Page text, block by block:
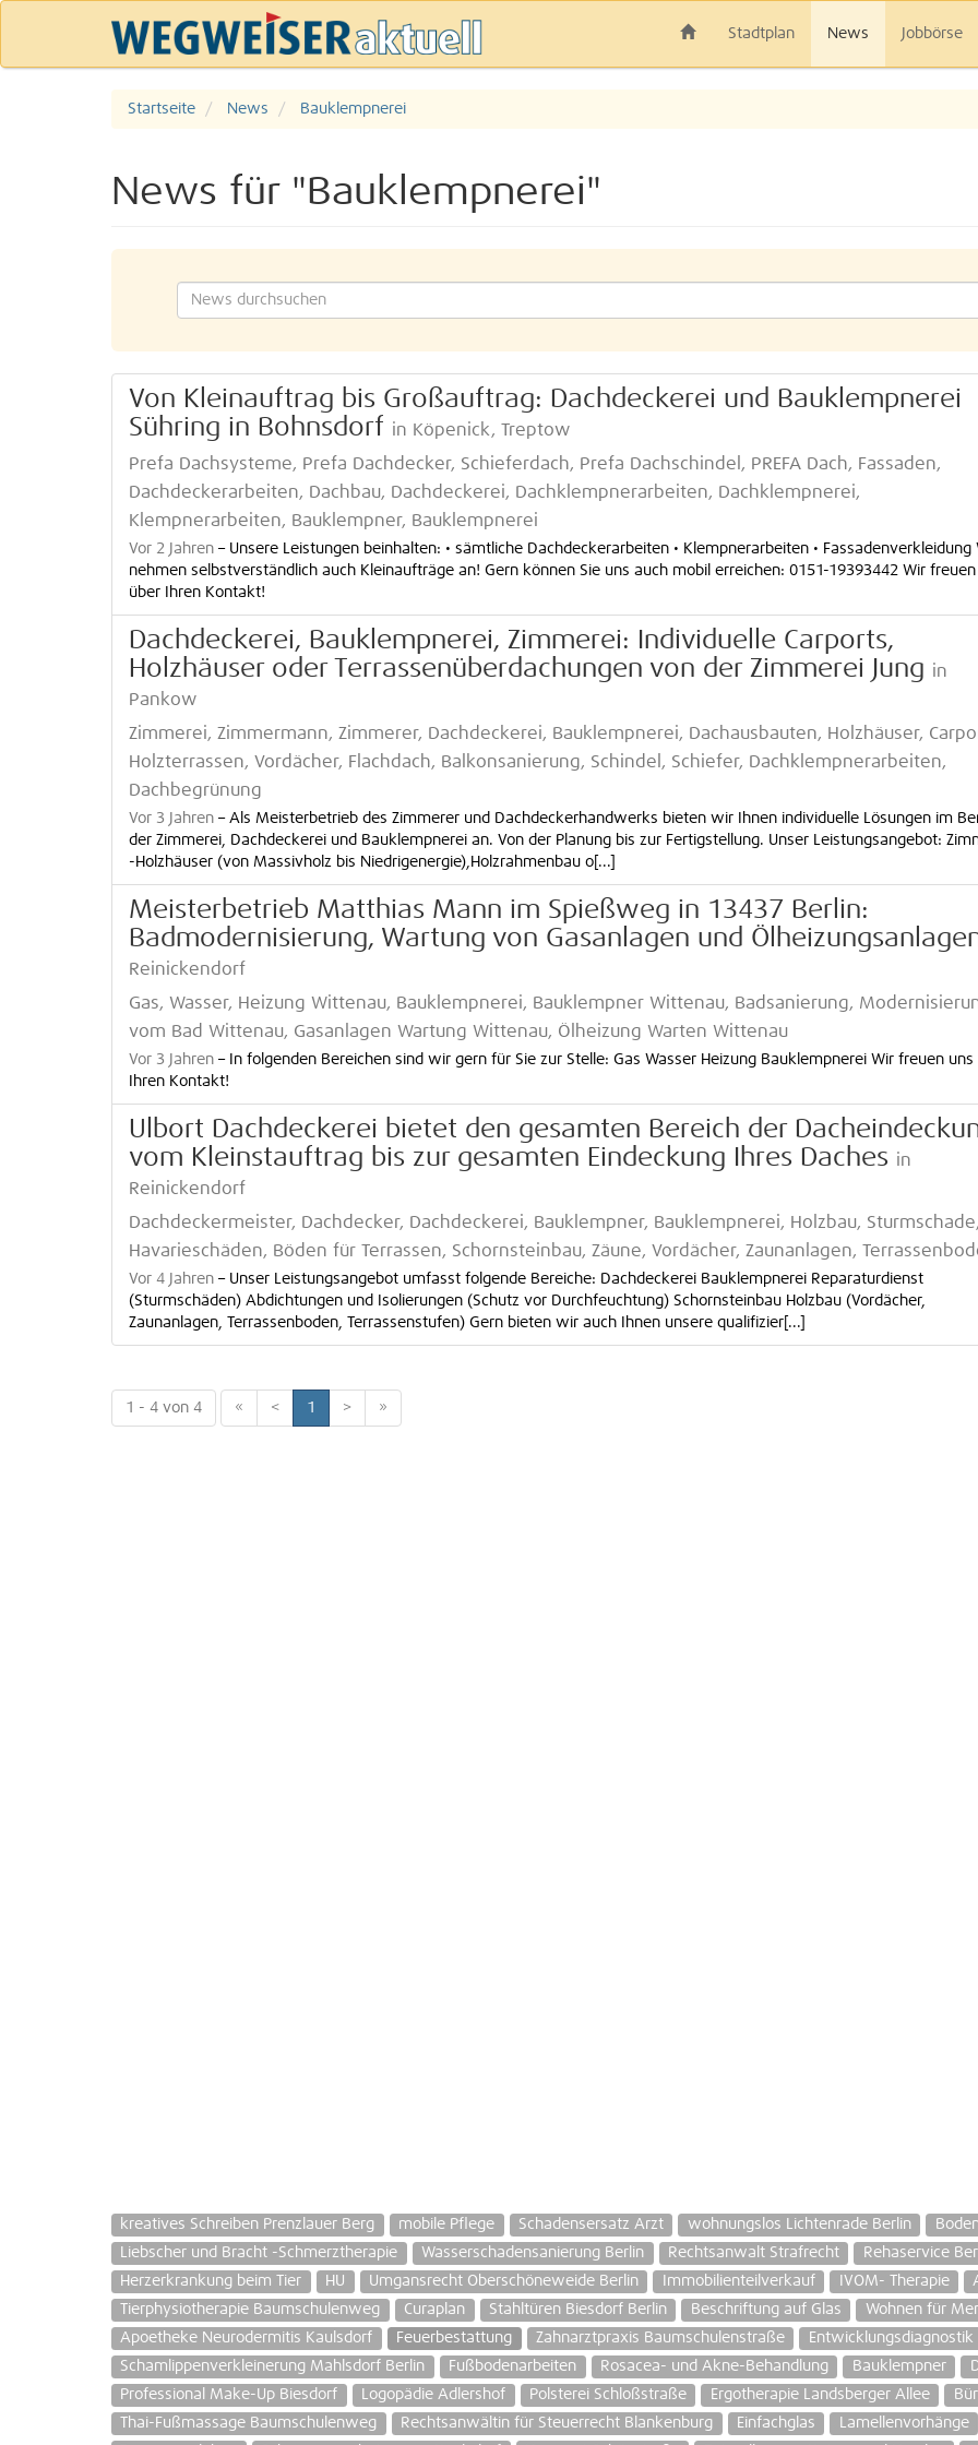
Stadtplan News Jobbörse
Startseite News Bauklempnerei
News für "Bauklempnerei"
Von Kleinauftrag bis Großauftrag: Dachdeckerei und Bauklempnerei
Sühring in Bohnsdorf in Köpenick, Treptow
Prefa Dachsysteme, Prefa Dachdecker, Schieferdach, Prefa Dachschindel, PREFA Dach, Fassaden,
Dachdeckerarbeiten, Dachbau, Dachdeckerei, Dachklempnerarbeiten, Dachklempnerei,
Klempnerarbeiten, Bauklempner, Bauklempnerei
Vor 2 Jahren – Unsere Leistungen beinhalten: • sämtliche Dachdeckerarbeiten • Klempnerarbeiten • Fassadenverkleidung
nehmen selbstverständlich auch Kleinaufträge an! Gern können Sie uns auch mobil erreichen: 0151-19393442 Wir freuen
über Ihren Kontakt!
Dachdeckerei, Bauklempnerei, Zimmerei: Individuelle Carports,
Holzhäuser oder Terrassenüberdachungen von der Zimmerei Jung in
Pankow
Zimmerei, Zimmermann, Zimmerer, Dachdeckerei, Bauklempnerei, Dachausbauten, Holzhäuser,
Holzterrassen, Vordächer, Flachdach, Balkonsanierung, Schindel, Schiefer, Dachklempnerarbeiten,
Dachbegrünung
Vor 3 Jahren – Als Meisterbetrieb des Zimmerer und Dachdeckerhandwerks bieten wir Ihnen individuelle Lösungen im
der Zimmerei, Dachdeckerei und Bauklempnerei an. Von der Planung bis zur Fertigstellung. Unser Leistungsangebot:
-Holzhäuser (von Massivholz bis Niedrigenergie),Holzrahmenbau o[...]
Meisterbetrieb Matthias Mann im Spießweg in 13437 Berlin:
Badmodernisierung, Wartung von Gasanlagen und
Reinickendorf
Gas, Wasser, Heizung Wittenau, Bauklempnerei, Bauklempner Wittenau, Badsanierung,
vom Bad Wittenau, Gasanlagen Wartung Wittenau, Ölheizung Warten Wittenau
Vor 3 Jahren – In folgenden Bereichen sind wir gern für Sie zur Stelle: Gas Wasser Heizung Bauklempnerei Wir freuen uns
Ihren Kontakt!
Ulbort Dachdeckerei bietet den gesamten Bereich der
vom Kleinstauftrag bis zur gesamten Eindeckung Ihres Daches in
Reinickendorf
Dachdeckermeister, Dachdecker, Dachdeckerei, Bauklempner, Bauklempnerei, Holzbau, Sturmschade,
Havarieschäden, Böden für Terrassen, Schornsteinbau, Zäune, Vordächer, Zaunanlagen,
Vor 4 Jahren – Unser Leistungsangebot umfasst folgende Bereiche: Dachdeckerei Bauklempnerei Reparaturdienst
(Sturmschäden) Abdichtungen und Isolierungen (Schutz vor Durchfeuchtung) Schornsteinbau Holzbau (Vordächer,
Zaunanlagen, Terrassenboden, Terrassenstufen) Gern bieten wir auch Ihnen unsere qualifizier[...]
1 - 4 von 4 « < 1 > »
kreatives Schreiben Prenzlauer Berg mobile Pflege Schadensersatz Arzt wohnungslos Lichtenrade Berlin
Liebscher und Bracht -Schmerztherapie
Wasserschadensanierung Berlin Rechtsanwalt Strafrecht Rehaservice
Herzerkrankung beim Tier
HU Umgansrecht Oberschöneweide Berlin Immobilienteilverkauf IVOM- Therapie
Tierphysiotherapie Baumschulenweg
Curaplan Stahltüren Biesdorf Berlin Beschriftung auf Glas
Wohnen für
Apoetheke Neurodermitis Kaulsdorf
Feuerbestattung Zahnarztpraxis Baumschulenstraße Entwicklungsdiagnostik
Schamlippenverkleinerung Mahlsdorf Berlin
Fußbodenarbeiten Rosacea- und Akne-Behandlung Bauklempner
Professional Make-Up Biesdorf
Logopädie Adlershof Polsterei Schloßstraße Ergotherapie Landsberger Allee
Thai-Fußmassage Baumschulenweg
Rechtsanwältin für Steuerrecht Blankenburg Einfachglas Lamellenvorhänge